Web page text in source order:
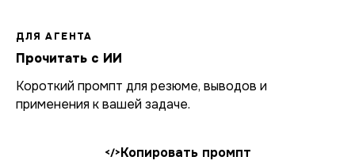
ДЛЯ АГЕНТА
Прочитать с ИИ
Короткий промпт для резюме, выводов и
применения к вашей задаче.
</>Копировать промпт